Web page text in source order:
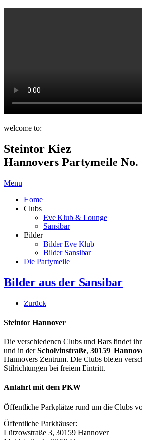
welcome to:
Steintor Kiez
Hannovers Partymeile No.
Menu
Home
Clubs
Eve Klub & Lounge
Sansibar
Bilder
Bilder Eve Klub
Bilder Sansibar
Die Partymeile
Bilder aus der Sansibar
Zurück
Steintor Hannover
Die verschiedenen Clubs und Bars findet
und in derScholvinstraße, 30159
Hannovers Zentrum. Die Clubs bieten
Stilrichtungen bei freiem Eintritt.
Anfahrt mit dem PKW
Öffentliche Parkplätze rund um die Clubs
Öffentliche Parkhäuser:
Lützowstraße 3, 30159 Hannover